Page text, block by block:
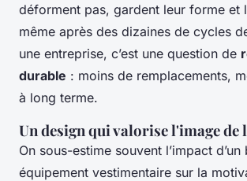
déforment pas, gardent leur forme et
même après des dizaines de cycles
une entreprise, c’est une question de
durable : moins de remplacements,
à long terme.
Un design qui valorise l'image
On sous-estime souvent l’impact d’un
équipement vestimentaire sur la